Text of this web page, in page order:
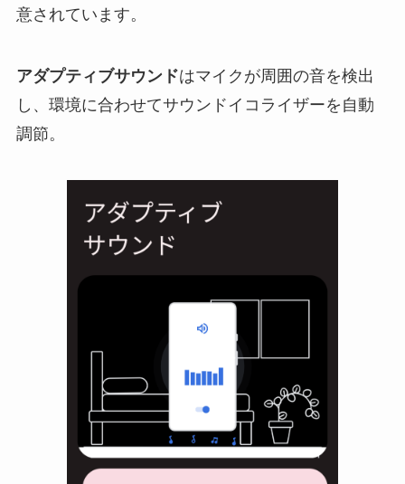
意されています。
アダプティブサウンドはマイクが周囲の音を検出
し、環境に合わせてサウンドイコライザーを自動
調節。